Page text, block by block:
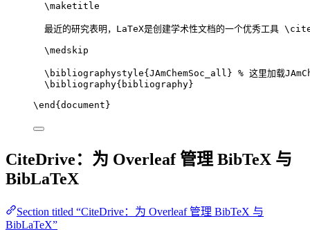
\maketitle
最近的研究表明，LaTeX是创建学术性文档的一个优秀工具
\medskip
\bibliographystyle{JAmChemSoc_all} % 这里加载
\bibliography{bibliography}
\end { document }
CiteDrive：为 Overleaf 管理 BibTeX 与
BibLaTeX
Section titled “CiteDrive：为 Overleaf 管理 BibTeX 与
BibLaTeX”